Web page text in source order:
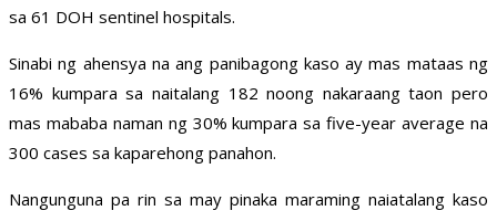
sa 61 DOH sentinel hospitals.
Sinabi ng ahensya na ang panibagong kaso ay mas mataas ng
16% kumpara sa naitalang 182 noong nakaraang taon pero
mas mababa naman ng 30% kumpara sa five-year average na
300 cases sa kaparehong panahon.
Nangunguna pa rin sa may pinaka maraming naiatalang kaso